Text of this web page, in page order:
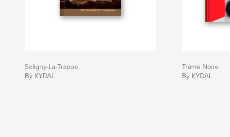
Soligny-La-Trappe
By KYDAL
Trame Noire
By KYDAL